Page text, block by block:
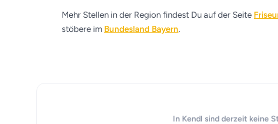
Mehr Stellen in der Region findest Du auf der Seite
stöbere im Bundesland Bayern.
In Kendl sind derzeit keine